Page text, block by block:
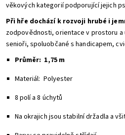
věkových kategorií podporující jejich
Při hře dochází k rozvoji hrubé i
zodpovědnosti, orientace v prostoru
senioři, spoluobčané s handicapem,
Průměr: 1,75 m
Materiál: Polyester
8 polí a 8 úchytů
Na okrajich jsou stabilní držadla a